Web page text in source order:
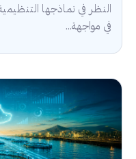
النظر في نماذجها
في مواجهة...